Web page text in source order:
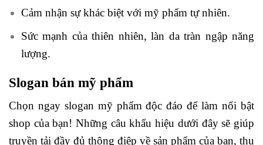
Cảm nhận sự khác biệt với mỹ phẩm tự nhiên.
Sức mạnh của thiên nhiên, làn da tràn ngập năng
lượng.
Slogan bán mỹ phẩm
Chọn ngay slogan mỹ phẩm độc đáo để làm nổi bật
shop của bạn! Những câu khẩu hiệu dưới đây sẽ giúp
truyền tải đầy đủ thông điệp về sản phẩm của bạn, thu